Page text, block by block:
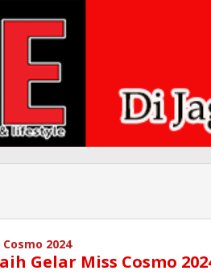
2024
Gelar Miss Cosmo